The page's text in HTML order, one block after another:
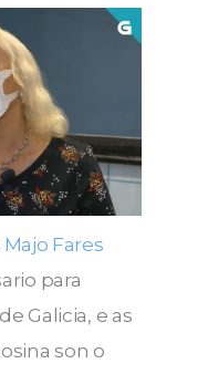
Majo Fares
para
Galicia, e as
son o